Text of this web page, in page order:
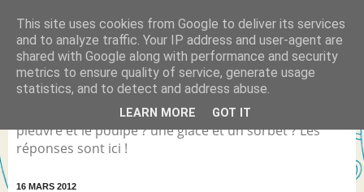
Quelle est la différence
entre... ?
Différence entre Coca Light et le Coca Zéro ? la
pieuvre et le poulpe ? une glace et un sorbet ? Les
réponses sont ici !
16 MARS 2012
This site uses cookies from Google to deliver its services
and to analyze traffic. Your IP address and user-agent are
shared with Google along with performance and security
metrics to ensure quality of service, generate usage
statistics, and to detect and address abuse.
LEARN MORE GOT IT